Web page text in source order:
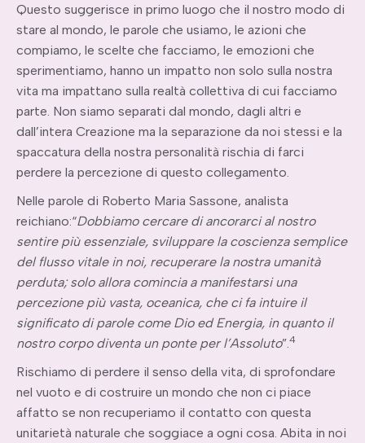
Questo suggerisce in primo luogo che il nostro modo di
stare al mondo, le parole che usiamo, le azioni che
compiamo, le scelte che facciamo, le emozioni che
sperimentiamo, hanno un impatto non solo sulla nostra
vita ma impattano sulla realtà collettiva di cui facciamo
parte. Non siamo separati dal mondo, dagli altri e
dall’intera Creazione ma la separazione da noi stessi e la
spaccatura della nostra personalità rischia di farci
perdere la percezione di questo collegamento.
Nelle parole di Roberto Maria Sassone, analista
reichiano:“Dobbiamo cercare di ancorarci al nostro
sentire più essenziale, sviluppare la coscienza semplice
del flusso vitale in noi, recuperare la nostra umanità
perduta; solo allora comincia a manifestarsi una
percezione più vasta, oceanica, che ci fa intuire il
significato di parole come Dio ed Energia, in quanto il
nostro corpo diventa un ponte per l’Assoluto”. 4
Rischiamo di perdere il senso della vita, di sprofondare
nel vuoto e di costruire un mondo che non ci piace
affatto se non recuperiamo il contatto con questa
unitarietà naturale che soggiace a ogni cosa. Abita in noi